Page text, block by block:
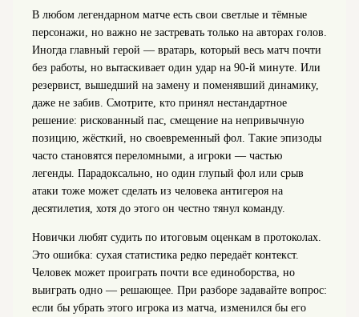
В любом легендарном матче есть свои светлые и тёмные
персонажи, но важно не застревать только на авторах голов.
Иногда главный герой — вратарь, который весь матч почти
без работы, но вытаскивает один удар на 90‑й минуте. Или
резервист, вышедший на замену и поменявший динамику,
даже не забив. Смотрите, кто принял нестандартное
решение: рискованный пас, смещение на непривычную
позицию, жёсткий, но своевременный фол. Такие эпизоды
часто становятся переломными, а игроки — частью
легенды. Парадоксально, но один глупый фол или срыв
атаки тоже может сделать из человека антигероя на
десятилетия, хотя до этого он честно тянул команду.
Новички любят судить по итоговым оценкам в протоколах.
Это ошибка: сухая статистика редко передаёт контекст.
Человек может проиграть почти все единоборства, но
выиграть одно — решающее. При разборе задавайте вопрос:
если бы убрать этого игрока из матча, изменился бы его